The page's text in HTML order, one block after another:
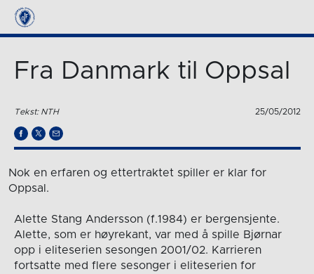
Fra Danmark til Oppsal
Tekst: NTH 25/05/2012
Nok en erfaren og ettertraktet spiller er klar for
Oppsal.
Alette Stang Andersson (f.1984) er bergensjente.
Alette, som er høyrekant, var med å spille Bjørnar
opp i eliteserien sesongen 2001/02. Karrieren
fortsatte med flere sesonger i eliteserien for